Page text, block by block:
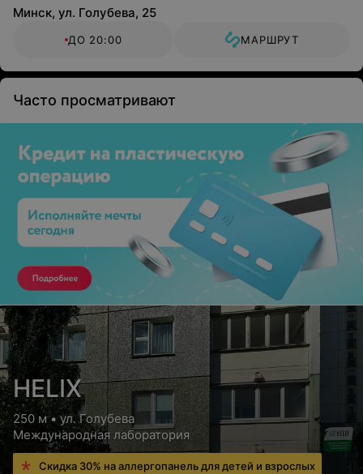
Минск, ул. Голубева, 25
ДО 20:00 МАРШРУТ
Часто просматривают
HELIX
250 м • ул. Голубева
Международная лаборатория
Скидка 30% на аллергопанель для детей и взрослых